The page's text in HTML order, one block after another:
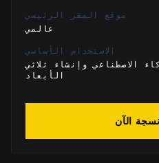
موقع المقر الرئيسي
عالمي
الاستخدام الأساسي
الاصطناعي وإنشاء ثلاثي
الأبعاد
الآن